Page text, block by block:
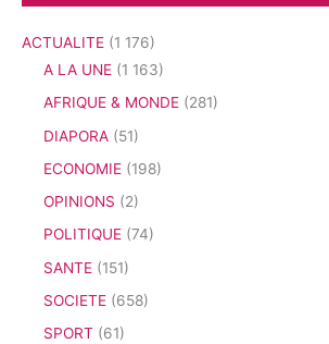
ACTUALITE (1 176)
A LA UNE (1 163)
AFRIQUE & MONDE (281)
DIAPORA (51)
ECONOMIE (198)
OPINIONS (2)
POLITIQUE (74)
SANTE (151)
SOCIETE (658)
SPORT (61)